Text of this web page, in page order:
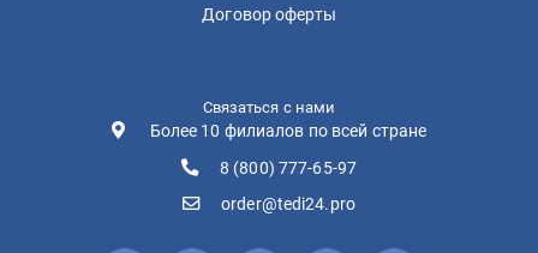
Договор оферты
Связаться с нами
Более 10 филиалов по всей стране
8 (800) 777-65-97
order@tedi24.pro